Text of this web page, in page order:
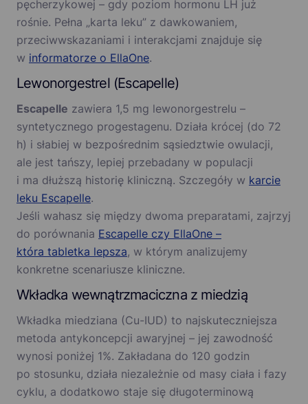
pęcherzykowej – gdy poziom hormonu LH już
rośnie. Pełna „karta leku” z dawkowaniem,
przeciwwskazaniami i interakcjami znajduje się
w informatorze o EllaOne.
Lewonorgestrel (Escapelle)
Escapelle zawiera 1,5 mg lewonorgestrelu –
syntetycznego progestagenu. Działa krócej (do 72
h) i słabiej w bezpośrednim sąsiedztwie owulacji,
ale jest tańszy, lepiej przebadany w populacji
i ma dłuższą historię kliniczną. Szczegóły w karcie
leku Escapelle.
Jeśli wahasz się między dwoma preparatami, zajrzyj
do porównania Escapelle czy EllaOne –
która tabletka lepsza, w którym analizujemy
konkretne scenariusze kliniczne.
Wkładka wewnątrzmaciczna z miedzią
Wkładka miedziana (Cu-IUD) to najskuteczniejsza
metoda antykoncepcji awaryjnej – jej zawodność
wynosi poniżej 1%. Zakładana do 120 godzin
po stosunku, działa niezależnie od masy ciała i fazy
cyklu, a dodatkowo staje się długoterminową